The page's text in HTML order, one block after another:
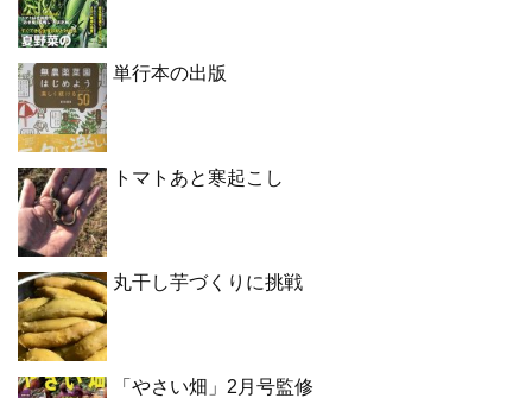
単行本の出版
トマトあと寒起こし
丸干し芋づくりに挑戦
「やさい畑」2月号監修